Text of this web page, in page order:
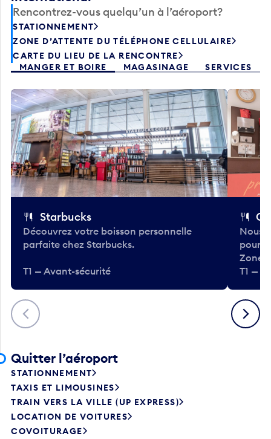
Rencontrez-vous quelqu’un à l’aéroport?
STATIONNEMENT
ZONE D’ATTENTE DU TÉLÉPHONE CELLULAIRE
CARTE DU LIEU DE LA RENCONTRE
MANGER ET BOIRE
MAGASINAGE SERVICES
Précédent
Starbucks
Découvrez votre boisson personnelle
parfaite chez Starbucks.
T1 — Avant-sécurité
Nous
pour
Zone.
T1 —
Suivant
Quitter l’aéroport
STATIONNEMENT
TAXIS ET LIMOUSINES
TRAIN VERS LA VILLE (UP EXPRESS)
LOCATION DE VOITURES
COVOITURAGE